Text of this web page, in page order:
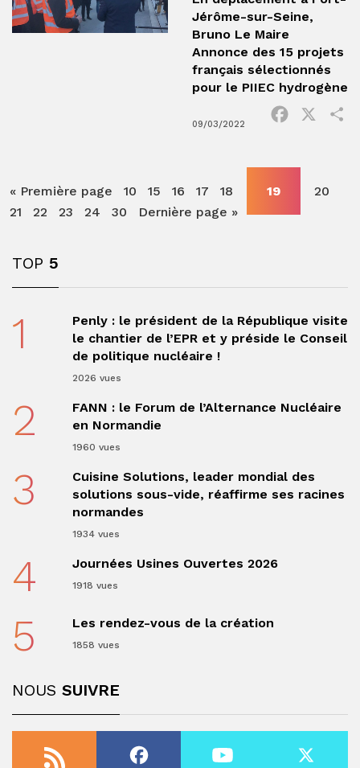
Jérôme-sur-Seine,
Bruno Le Maire
Annonce des 15 projets
français sélectionnés
pour le PIIEC hydrogène
09/03/2022
Facebook
« Première page 10 15 16 17 18 19
20
21
22 23 24 30 Dernière page »
TOP 5
1
Penly : le président de la République visite
le chantier de l’EPR et y préside le Conseil
de politique nucléaire !
2026 vues
2
FANN : le Forum de l’Alternance Nucléaire
en Normandie
1960 vues
3
Cuisine Solutions, leader mondial des
solutions sous-vide, réaffirme ses racines
normandes
1934 vues
4 Journées Usines Ouvertes 2026
1918 vues
5 Les rendez-vous de la création
1858 vues
NOUS SUIVRE